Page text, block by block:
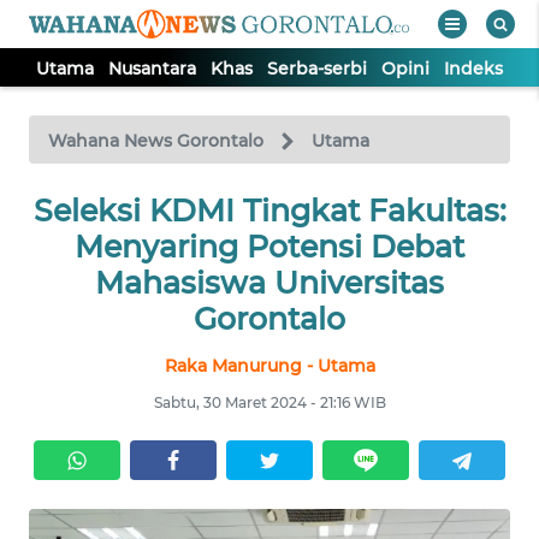
Utama Nusantara Khas Serba-serbi Opini Indeks
Wahana News Gorontalo Utama
Seleksi KDMI Tingkat Fakultas:
Menyaring Potensi Debat
Mahasiswa Universitas
Gorontalo
Raka Manurung - Utama
Sabtu, 30 Maret 2024 - 21:16 WIB
TV
Tutup
UTAMA
NUSANTARA
SERBI
OPINI